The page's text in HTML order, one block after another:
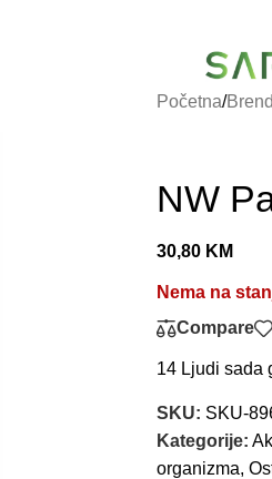
Početna/Brend
NW
30,80 KM
Nema na
Compare
14 Ljudi sada
SKU: SKU-
Kategorije:
organizma,